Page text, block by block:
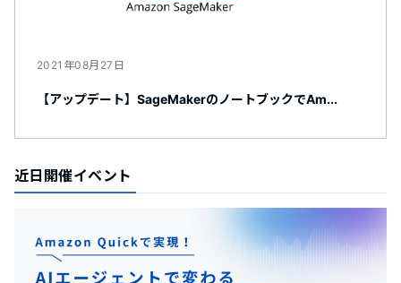
2021年08月27日
【アップデート】SageMakerのノートブックでAm...
近日開催イベント